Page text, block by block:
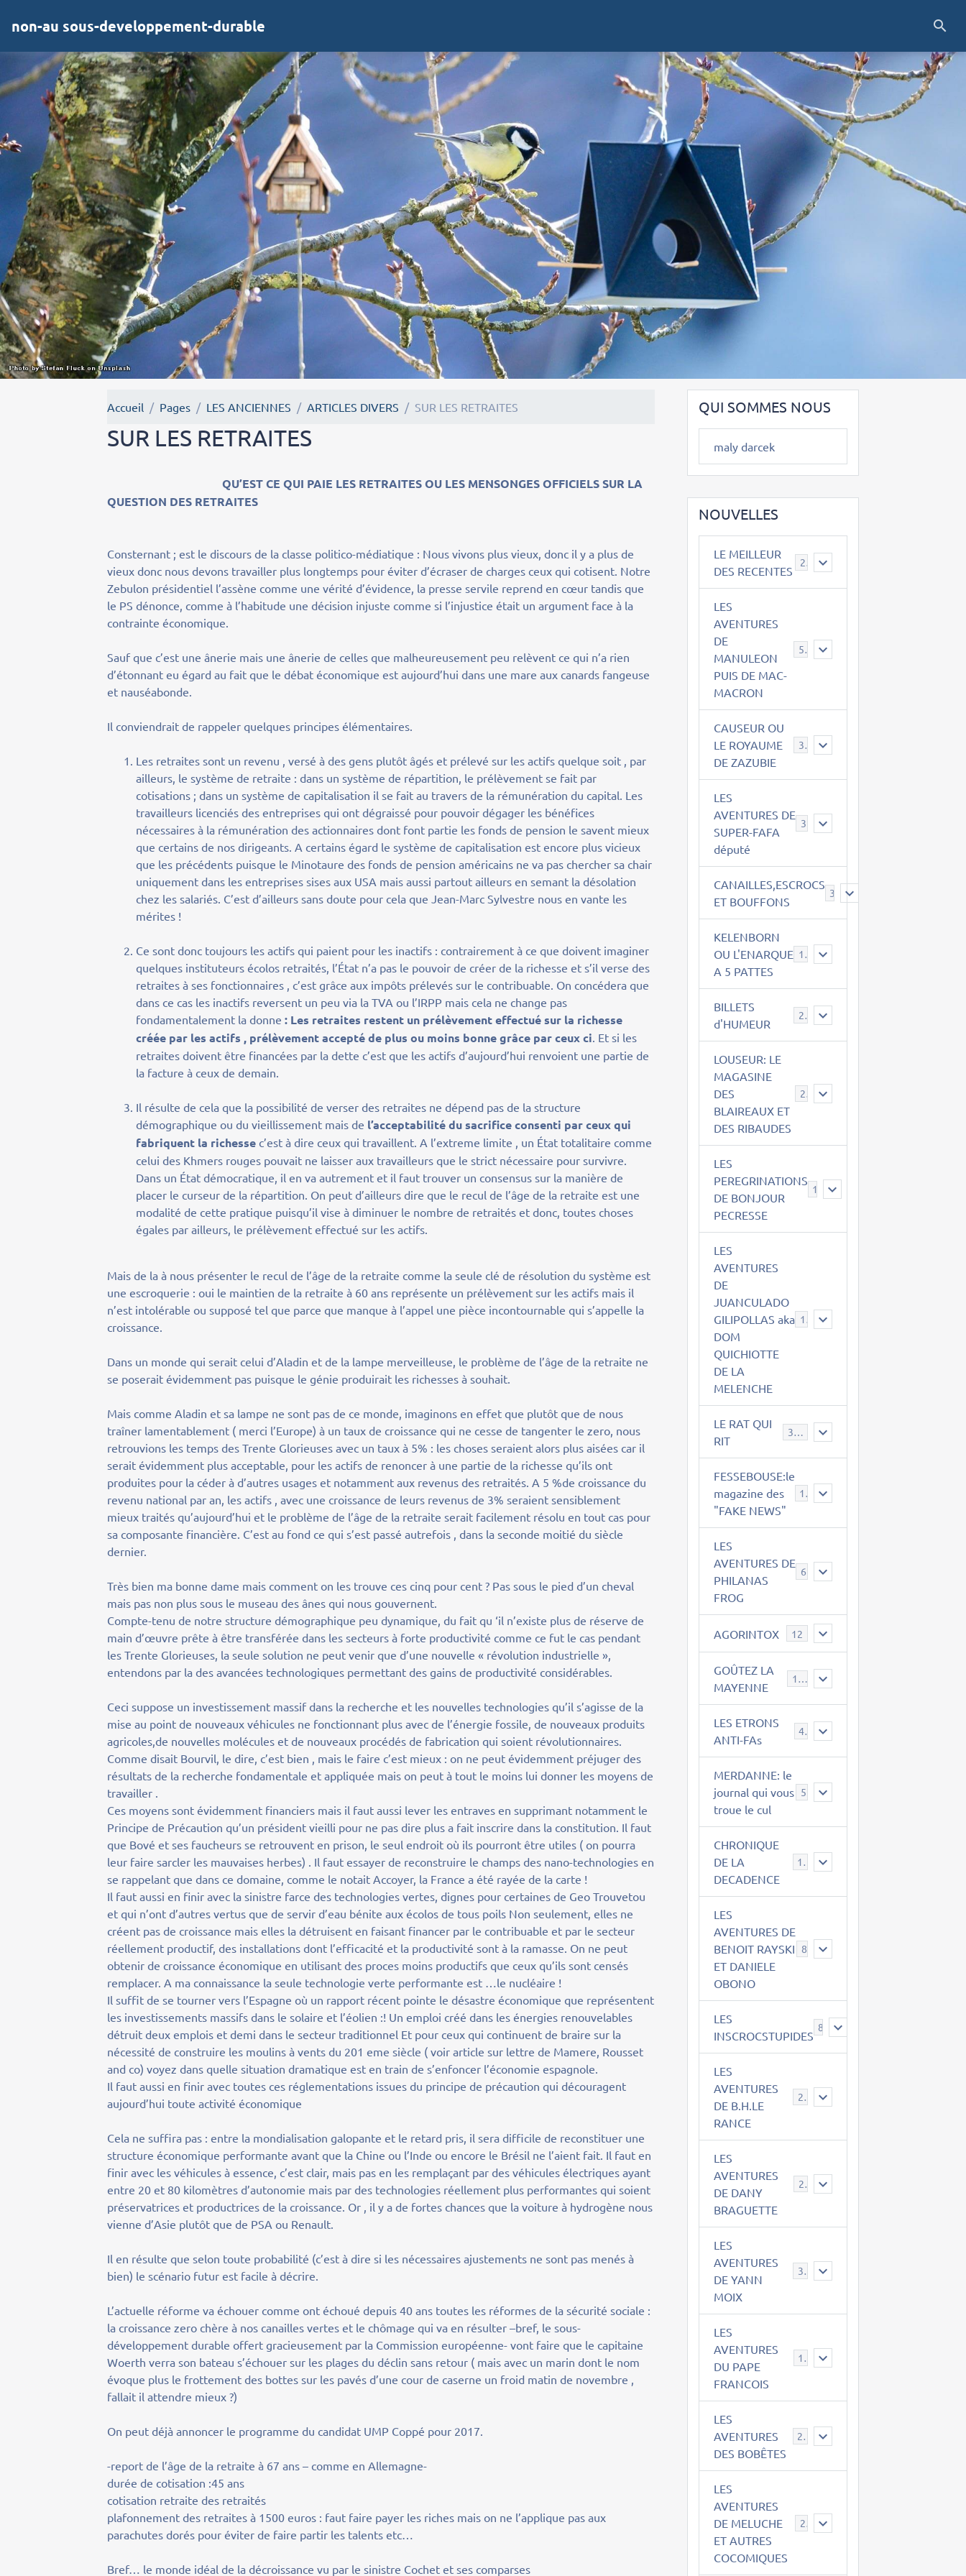
non-au sous-developpement-durable
Accueil Pages LES ANCIENNES ARTICLES DIVERS SUR LES RETRAITES
SUR LES RETRAITES
QU’EST CE QUI PAIE LES RETRAITES OU LES MENSONGES OFFICIELS SUR LA
QUESTION DES RETRAITES
Consternant ; est le discours de la classe politico-médiatique : Nous vivons plus vieux, donc il y a plus de
vieux donc nous devons travailler plus longtemps pour éviter d’écraser de charges ceux qui cotisent. Notre
Zebulon présidentiel l’assène comme une vérité d’évidence, la presse servile reprend en cœur tandis que
le PS dénonce, comme à l’habitude une décision injuste comme si l’injustice était un argument face à la
contrainte économique.
Sauf que c’est une ânerie mais une ânerie de celles que malheureusement peu relèvent ce qui n’a rien
d’étonnant eu égard au fait que le débat économique est aujourd’hui dans une mare aux canards fangeuse
et nauséabonde.
Il conviendrait de rappeler quelques principes élémentaires.
Les retraites sont un revenu , versé à des gens plutôt âgés et prélevé sur les actifs quelque soit , par
ailleurs, le système de retraite : dans un système de répartition, le prélèvement se fait par
cotisations ; dans un système de capitalisation il se fait au travers de la rémunération du capital. Les
travailleurs licenciés des entreprises qui ont dégraissé pour pouvoir dégager les bénéfices
nécessaires à la rémunération des actionnaires dont font partie les fonds de pension le savent mieux
que certains de nos dirigeants. A certains égard le système de capitalisation est encore plus vicieux
que les précédents puisque le Minotaure des fonds de pension américains ne va pas chercher sa chair
uniquement dans les entreprises sises aux USA mais aussi partout ailleurs en semant la désolation
chez les salariés. C’est d’ailleurs sans doute pour cela que Jean-Marc Sylvestre nous en vante les
mérites !
Ce sont donc toujours les actifs qui paient pour les inactifs : contrairement à ce que doivent imaginer
quelques instituteurs écolos retraités, l’État n’a pas le pouvoir de créer de la richesse et s’il verse des
retraites à ses fonctionnaires , c’est grâce aux impôts prélevés sur le contribuable. On concédera que
dans ce cas les inactifs reversent un peu via la TVA ou l’IRPP mais cela ne change pas
fondamentalement la donne: Les retraites restent un prélèvement effectué sur la richesse
créée par les actifs , prélèvement accepté de plus ou moins bonne grâce par ceux ci. Et si les
retraites doivent être financées par la dette c’est que les actifs d’aujourd’hui renvoient une partie de
la facture à ceux de demain.
Il résulte de cela que la possibilité de verser des retraites ne dépend pas de la structure
démographique ou du vieillissement mais de l’acceptabilité du sacrifice consenti par ceux qui
fabriquent la richessec’est à dire ceux qui travaillent. A l’extreme limite , un État totalitaire comme
celui des Khmers rouges pouvait ne laisser aux travailleurs que le strict nécessaire pour survivre.
Dans un État démocratique, il en va autrement et il faut trouver un consensus sur la manière de
placer le curseur de la répartition. On peut d’ailleurs dire que le recul de l’âge de la retraite est une
modalité de cette pratique puisqu’il vise à diminuer le nombre de retraités et donc, toutes choses
égales par ailleurs, le prélèvement effectué sur les actifs.
Mais de la à nous présenter le recul de l’âge de la retraite comme la seule clé de résolution du système est
une escroquerie : oui le maintien de la retraite à 60 ans représente un prélèvement sur les actifs mais il
n’est intolérable ou supposé tel que parce que manque à l’appel une pièce incontournable qui s’appelle la
croissance.
Dans un monde qui serait celui d’Aladin et de la lampe merveilleuse, le problème de l’âge de la retraite ne
se poserait évidemment pas puisque le génie produirait les richesses à souhait.
Mais comme Aladin et sa lampe ne sont pas de ce monde, imaginons en effet que plutôt que de nous
traîner lamentablement ( merci l’Europe) à un taux de croissance qui ne cesse de tangenter le zero, nous
retrouvions les temps des Trente Glorieuses avec un taux à 5% : les choses seraient alors plus aisées car il
serait évidemment plus acceptable, pour les actifs de renoncer à une partie de la richesse qu’ils ont
produites pour la céder à d’autres usages et notamment aux revenus des retraités. A 5 %de croissance du
revenu national par an, les actifs , avec une croissance de leurs revenus de 3% seraient sensiblement
mieux traités qu’aujourd’hui et le problème de l’âge de la retraite serait facilement résolu en tout cas pour
sa composante financière. C’est au fond ce qui s’est passé autrefois , dans la seconde moitié du siècle
dernier.
Très bien ma bonne dame mais comment on les trouve ces cinq pour cent ? Pas sous le pied d’un cheval
mais pas non plus sous le museau des ânes qui nous gouvernent.
Compte-tenu de notre structure démographique peu dynamique, du fait qu ‘il n’existe plus de réserve de
main d’œuvre prête à être transférée dans les secteurs à forte productivité comme ce fut le cas pendant
les Trente Glorieuses, la seule solution ne peut venir que d’une nouvelle « révolution industrielle »,
entendons par la des avancées technologiques permettant des gains de productivité considérables.
Ceci suppose un investissement massif dans la recherche et les nouvelles technologies qu’il s’agisse de la
mise au point de nouveaux véhicules ne fonctionnant plus avec de l’énergie fossile, de nouveaux produits
agricoles,de nouvelles molécules et de nouveaux procédés de fabrication qui soient révolutionnaires.
Comme disait Bourvil, le dire, c’est bien , mais le faire c’est mieux : on ne peut évidemment préjuger des
résultats de la recherche fondamentale et appliquée mais on peut à tout le moins lui donner les moyens de
travailler .
Ces moyens sont évidemment financiers mais il faut aussi lever les entraves en supprimant notamment le
Principe de Précaution qu’un président vieilli pour ne pas dire plus a fait inscrire dans la constitution. Il faut
que Bové et ses faucheurs se retrouvent en prison, le seul endroit où ils pourront être utiles ( on pourra
leur faire sarcler les mauvaises herbes) . Il faut essayer de reconstruire le champs des nano-technologies en
se rappelant que dans ce domaine, comme le notait Accoyer, la France a été rayée de la carte !
Il faut aussi en finir avec la sinistre farce des technologies vertes, dignes pour certaines de Geo Trouvetou
et qui n’ont d’autres vertus que de servir d’eau bénite aux écolos de tous poils Non seulement, elles ne
créent pas de croissance mais elles la détruisent en faisant financer par le contribuable et par le secteur
réellement productif, des installations dont l’efficacité et la productivité sont à la ramasse. On ne peut
obtenir de croissance économique en utilisant des proces moins productifs que ceux qu’ils sont censés
remplacer. A ma connaissance la seule technologie verte performante est …le nucléaire !
Il suffit de se tourner vers l’Espagne où un rapport récent pointe le désastre économique que représentent
les investissements massifs dans le solaire et l’éolien :! Un emploi créé dans les énergies renouvelables
détruit deux emplois et demi dans le secteur traditionnel Et pour ceux qui continuent de braire sur la
nécessité de construire les moulins à vents du 201 eme siècle ( voir article sur lettre de Mamere, Rousset
and co) voyez dans quelle situation dramatique est en train de s’enfoncer l’économie espagnole.
Il faut aussi en finir avec toutes ces réglementations issues du principe de précaution qui découragent
aujourd’hui toute activité économique
Cela ne suffira pas : entre la mondialisation galopante et le retard pris, il sera difficile de reconstituer une
structure économique performante avant que la Chine ou l’Inde ou encore le Brésil ne l’aient fait. Il faut en
finir avec les véhicules à essence, c’est clair, mais pas en les remplaçant par des véhicules électriques ayant
entre 20 et 80 kilomètres d’autonomie mais par des technologies réellement plus performantes qui soient
préservatrices et productrices de la croissance. Or , il y a de fortes chances que la voiture à hydrogène nous
vienne d’Asie plutôt que de PSA ou Renault.
Il en résulte que selon toute probabilité (c’est à dire si les nécessaires ajustements ne sont pas menés à
bien) le scénario futur est facile à décrire.
L’actuelle réforme va échouer comme ont échoué depuis 40 ans toutes les réformes de la sécurité sociale :
la croissance zero chère à nos canailles vertes et le chômage qui va en résulter –bref, le sous-
développement durable offert gracieusement par la Commission européenne- vont faire que le capitaine
Woerth verra son bateau s’échouer sur les plages du déclin sans retour ( mais avec un marin dont le nom
évoque plus le frottement des bottes sur les pavés d’une cour de caserne un froid matin de novembre ,
fallait il attendre mieux ?)
On peut déjà annoncer le programme du candidat UMP Coppé pour 2017.
-report de l’âge de la retraite à 67 ans – comme en Allemagne-
durée de cotisation :45 ans
cotisation retraite des retraités
plafonnement des retraites à 1500 euros : faut faire payer les riches mais on ne l’applique pas aux
parachutes dorés pour éviter de faire partir les talents etc…
Bref… le monde idéal de la décroissance vu par le sinistre Cochet et ses comparses
QUI SOMMES NOUS
maly darcek
NOUVELLES
LE MEILLEUR
DES RECENTES
2
LES
AVENTURES
DE
MANULEON
PUIS DE MAC-
MACRON
543
CAUSEUR OU
LE ROYAUME
DE ZAZUBIE
38
LES
AVENTURES DE
SUPER-FAFA
député
CANAILLES,ESCROCS
ET BOUFFONS
385
KELENBORN
OU L'ENARQUE
A 5 PATTES
14
BILLETS
d'HUMEUR
2
LOUSEUR: LE
MAGASINE
DES
BLAIREAUX ET
DES RIBAUDES
21
LES
PEREGRINATIONS
DE BONJOUR
PECRESSE
14
LES
AVENTURES
DE
JUANCULADO
GILIPOLLAS aka
DOM
QUICHIOTTE
DE LA
MELENCHE
119
LE RAT QUI
RIT
395
FESSEBOUSE:le
magazine des
"FAKE NEWS"
19
LES
AVENTURES DE
PHILANAS
FROG
AGORINTOX 12
GOÛTEZ LA
MAYENNE
189
LES ETRONS
ANTI-FAs
4
MERDANNE: le
journal qui vous
troue le cul
CHRONIQUE
DE LA
DECADENCE
12
LES
AVENTURES DE
BENOIT RAYSKI
ET DANIELE
OBONO
LES
INSCROCSTUPIDES
8
LES
AVENTURES
DE B.H.LE
RANCE
21
LES
AVENTURES
DE DANY
BRAGUETTE
29
LES
AVENTURES
DE YANN
MOIX
39
LES
AVENTURES
DU PAPE
FRANCOIS
15
LES
AVENTURES
DES BOBÊTES
23
LES
AVENTURES
DE MELUCHE
ET AUTRES
COCOMIQUES
22